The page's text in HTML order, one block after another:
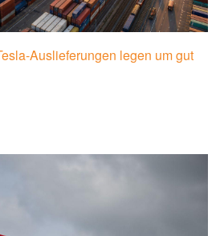
Auslieferungen legen um gut